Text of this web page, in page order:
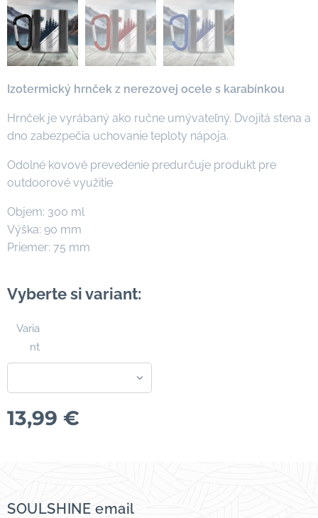
Izotermický hrnček z nerezovej ocele s karabínkou
Hrnček je vyrábaný ako ručne umývateľný. Dvojitá stena a
dno zabezpečia uchovanie teploty nápoja.
Odolné kovové prevedenie predurčuje produkt pre
outdoorové využitie
Objem: 300 ml
Výška: 90 mm
Priemer: 75 mm
Vyberte si variant:
Varia
nt
13,99 €
SOULSHINE email